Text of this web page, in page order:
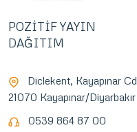
POZİTİF YAYIN
DAĞITIM
Diclekent, Kayapınar
21070 Kayapınar/Diyarbakır
0539 864 87 00